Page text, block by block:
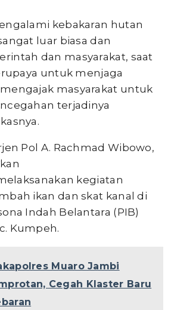
kebakaran hutan
luar biasa dan
dan masyarakat, saat
untuk menjaga
masyarakat untuk
terjadinya
Pol A. Rachmad Wibowo,
kegiatan
ikan dan skat kanal di
Indah Belantara (PIB)
Kumpeh.
Muaro Jambi
Cegah Klaster Baru